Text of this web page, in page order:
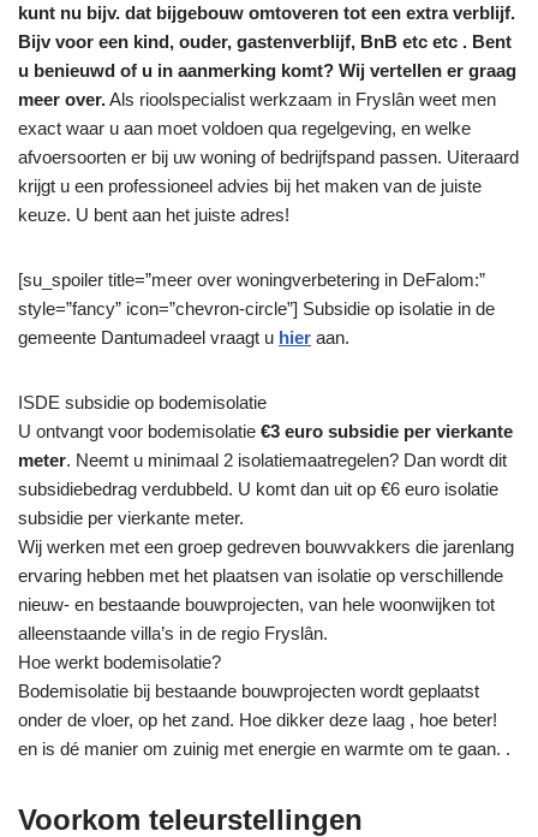
kunt nu bijv. dat bijgebouw omtoveren tot een extra verblijf.
Bijv voor een kind, ouder, gastenverblijf, BnB etc etc . Bent
u benieuwd of u in aanmerking komt? Wij vertellen er graag
meer over.Als rioolspecialist werkzaam in Fryslân weet men
exact waar u aan moet voldoen qua regelgeving, en welke
afvoersoorten er bij uw woning of bedrijfspand passen. Uiteraard
krijgt u een professioneel advies bij het maken van de juiste
keuze. U bent aan het juiste adres!
[su_spoiler title=”meer over woningverbetering in DeFalom:”
style=”fancy” icon=”chevron-circle”] Subsidie op isolatie in de
gemeente Dantumadeel vraagt u hier aan.
ISDE subsidie op bodemisolatie
U ontvangt voor bodemisolatie €3 euro subsidie per vierkante
meter. Neemt u minimaal 2 isolatiemaatregelen? Dan wordt dit
subsidiebedrag verdubbeld. U komt dan uit op €6 euro isolatie
subsidie per vierkante meter.
Wij werken met een groep gedreven bouwvakkers die jarenlang
ervaring hebben met het plaatsen van isolatie op verschillende
nieuw- en bestaande bouwprojecten, van hele woonwijken tot
alleenstaande villa’s in de regio Fryslân.
Hoe werkt bodemisolatie?
Bodemisolatie bij bestaande bouwprojecten wordt geplaatst
onder de vloer, op het zand. Hoe dikker deze laag , hoe beter!
en is dé manier om zuinig met energie en warmte om te gaan. .
Voorkom teleurstellingen